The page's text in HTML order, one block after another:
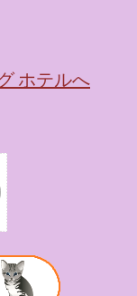
知られるクリエ
ており、五感を
性の高い全11の
インからスター
スロビーでルー
かのような没入
はお花をまとっ
的な共有スペー
ボールルーム
、写真映え間違
れる「9つの客室